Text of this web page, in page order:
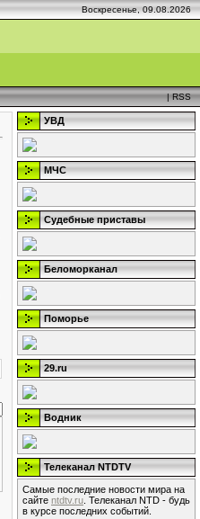
Воскресенье, 09.08.2026
|RSS
УВД
МЧС
Судебные приставы
Беломорканал
Поморье
29.ru
Водник
Телеканал NTDTV
Самые последние новости мира на
сайте ntdtv.ru . Телеканал NTD - будь
в курсе последних событий.